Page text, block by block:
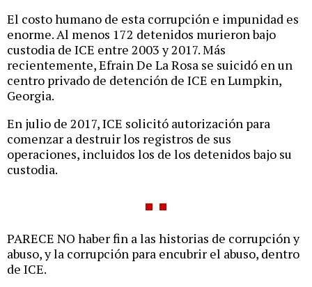
El costo humano de esta corrupción e impunidad es
enorme. Al menos 172 detenidos murieron bajo
custodia de ICE entre 2003 y 2017. Más
recientemente, Efrain De La Rosa se suicidó en un
centro privado de detención de ICE en Lumpkin,
Georgia.
En julio de 2017, ICE solicitó autorización para
comenzar a destruir los registros de sus
operaciones, incluidos los de los detenidos bajo su
custodia.
PARECE NO haber fin a las historias de corrupción y
abuso, y la corrupción para encubrir el abuso, dentro
de ICE.